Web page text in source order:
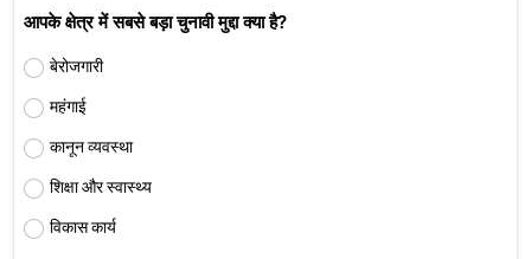
आपके क्षेत्र में सबसे बड़ा चुनावी मुद्दा क्या है?
बेरोजगारी
महंगाई
कानून व्यवस्था
शिक्षा और स्वास्थ्य
विकास कार्य